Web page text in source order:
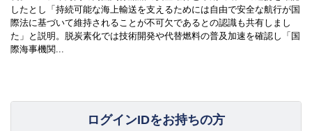
したとし「持続可能な海上輸送を支えるためには自由で安全な航行が国
際法に基づいて維持されることが不可欠であるとの認識も共有しまし
た」と説明。脱炭素化では技術開発や代替燃料の普及加速を確認し「国
際海事機関...
ログインIDをお持ちの方